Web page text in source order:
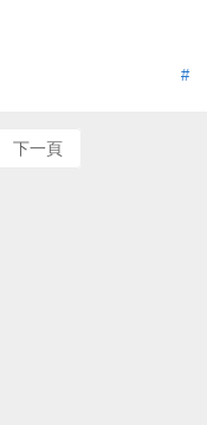
#
下一頁